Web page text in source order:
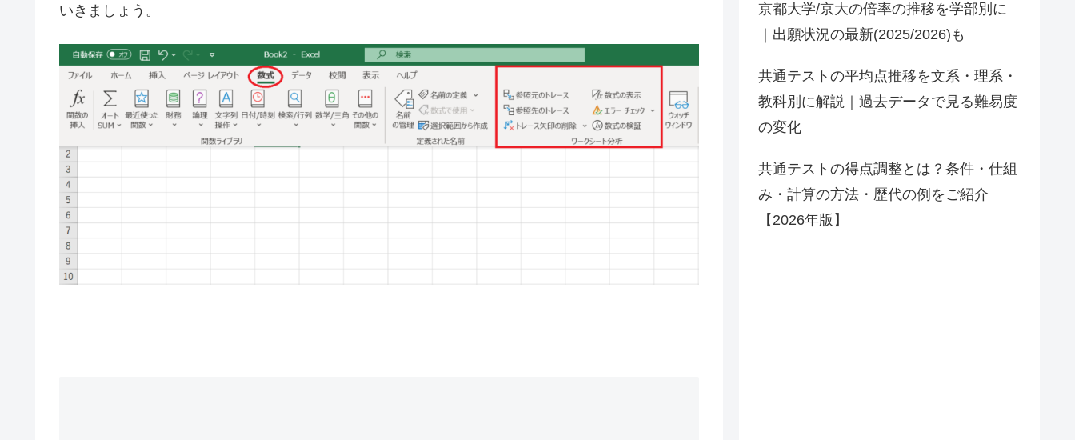
いきましょう。
京都大学/京大の倍率の推移を学部別に
｜出願状況の最新(2025/2026)も
共通テストの平均点推移を文系・理系・
教科別に解説｜過去データで見る難易度
の変化
共通テストの得点調整とは？条件・仕組
み・計算の方法・歴代の例をご紹介
【2026年版】